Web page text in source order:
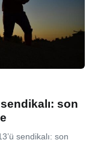
son
sendikalı: son